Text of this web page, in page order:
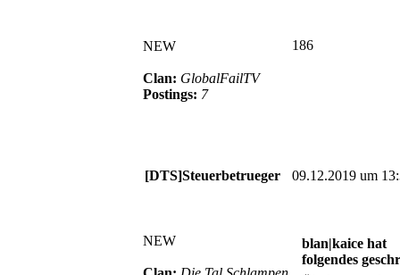
NEW
Clan: GlobalFailTV
Postings: 7
186
[DTS]Steuerbetrueger 09.12.2019 um
NEW
blan|kaice hat
folgendes